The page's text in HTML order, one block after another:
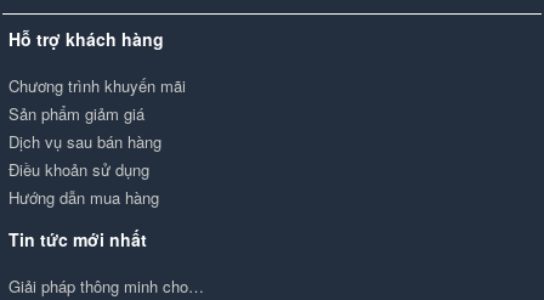
Hỗ trợ khách hàng
Chương trình khuyến mãi
Sản phẩm giảm giá
Dịch vụ sau bán hàng
Điều khoản sử dụng
Hướng dẫn mua hàng
Tin tức mới nhất
Giải pháp thông minh cho…